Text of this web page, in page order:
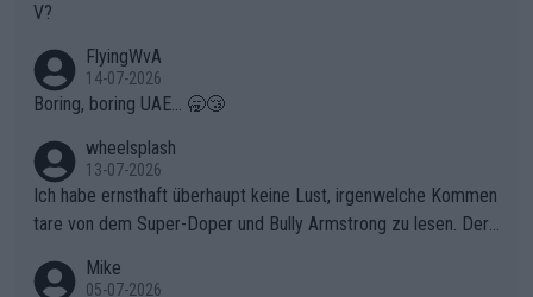
V?
FlyingWvA
14-07-2026
Boring, boring UAE... 🥱😴
wheelsplash
13-07-2026
Ich habe ernsthaft überhaupt keine Lust, irgenwelche Kommen
tare von dem Super-Doper und Bully Armstrong zu lesen. Der
r die gehört nicht in dieses Medium!
Mike
05-07-2026